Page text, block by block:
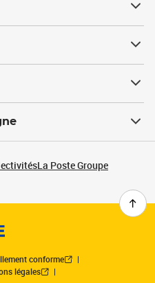
La Poste Groupe
conforme
légales